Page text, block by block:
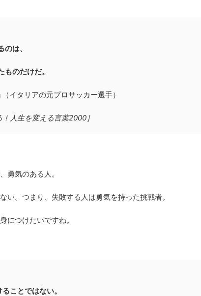
は、
のだけだ。
イタリアの元プロサッカー選手）
！人生を変える言葉2000］
勇気のある人。
い。つまり、失敗する人は勇気を持った挑戦者。
につけたいですね。
ことではない。